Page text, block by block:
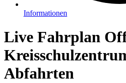
Informationen
Live Fahrplan
Abfahrten